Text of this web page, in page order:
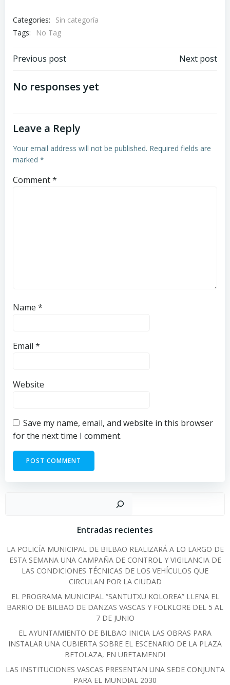
Categories:
Sin categoría
Tags:
No Tag
Post
navigation
Previous post Next post
No responses yet
Leave a Reply
Your email address will not be published. Required fields are
marked *
Comment*
Name *
Email *
Website
Save my name, email, and website in this browser
for the next time I comment.
Entradas recientes
LA POLICÍA MUNICIPAL DE BILBAO REALIZARÁ A LO LARGO DE
ESTA SEMANA UNA CAMPAÑA DE CONTROL Y VIGILANCIA DE
LAS CONDICIONES TÉCNICAS DE LOS VEHÍCULOS QUE
CIRCULAN POR LA CIUDAD
EL PROGRAMA MUNICIPAL “SANTUTXU KOLOREA” LLENA EL
BARRIO DE BILBAO DE DANZAS VASCAS Y FOLKLORE DEL 5 AL
7 DE JUNIO
EL AYUNTAMIENTO DE BILBAO INICIA LAS OBRAS PARA
INSTALAR UNA CUBIERTA SOBRE EL ESCENARIO DE LA PLAZA
BETOLAZA, EN URETAMENDI
LAS INSTITUCIONES VASCAS PRESENTAN UNA SEDE CONJUNTA
PARA EL MUNDIAL 2030